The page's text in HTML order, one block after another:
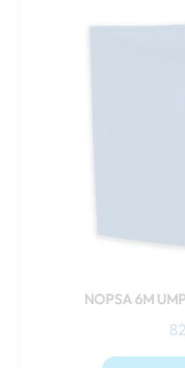
NOPSA 6M